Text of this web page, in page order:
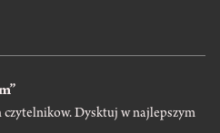
czytelnikow. Dysktuj w najlepszym